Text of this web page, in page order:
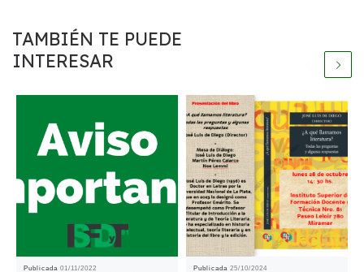
TAMBIÉN TE PUEDE
INTERESAR
Publicada 01/11/2022 Publicada 25/10/2024